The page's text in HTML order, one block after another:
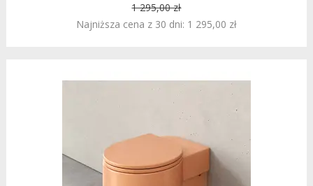
1 295,00 zł
Najniższa cena z 30 dni: 1 295,00 zł